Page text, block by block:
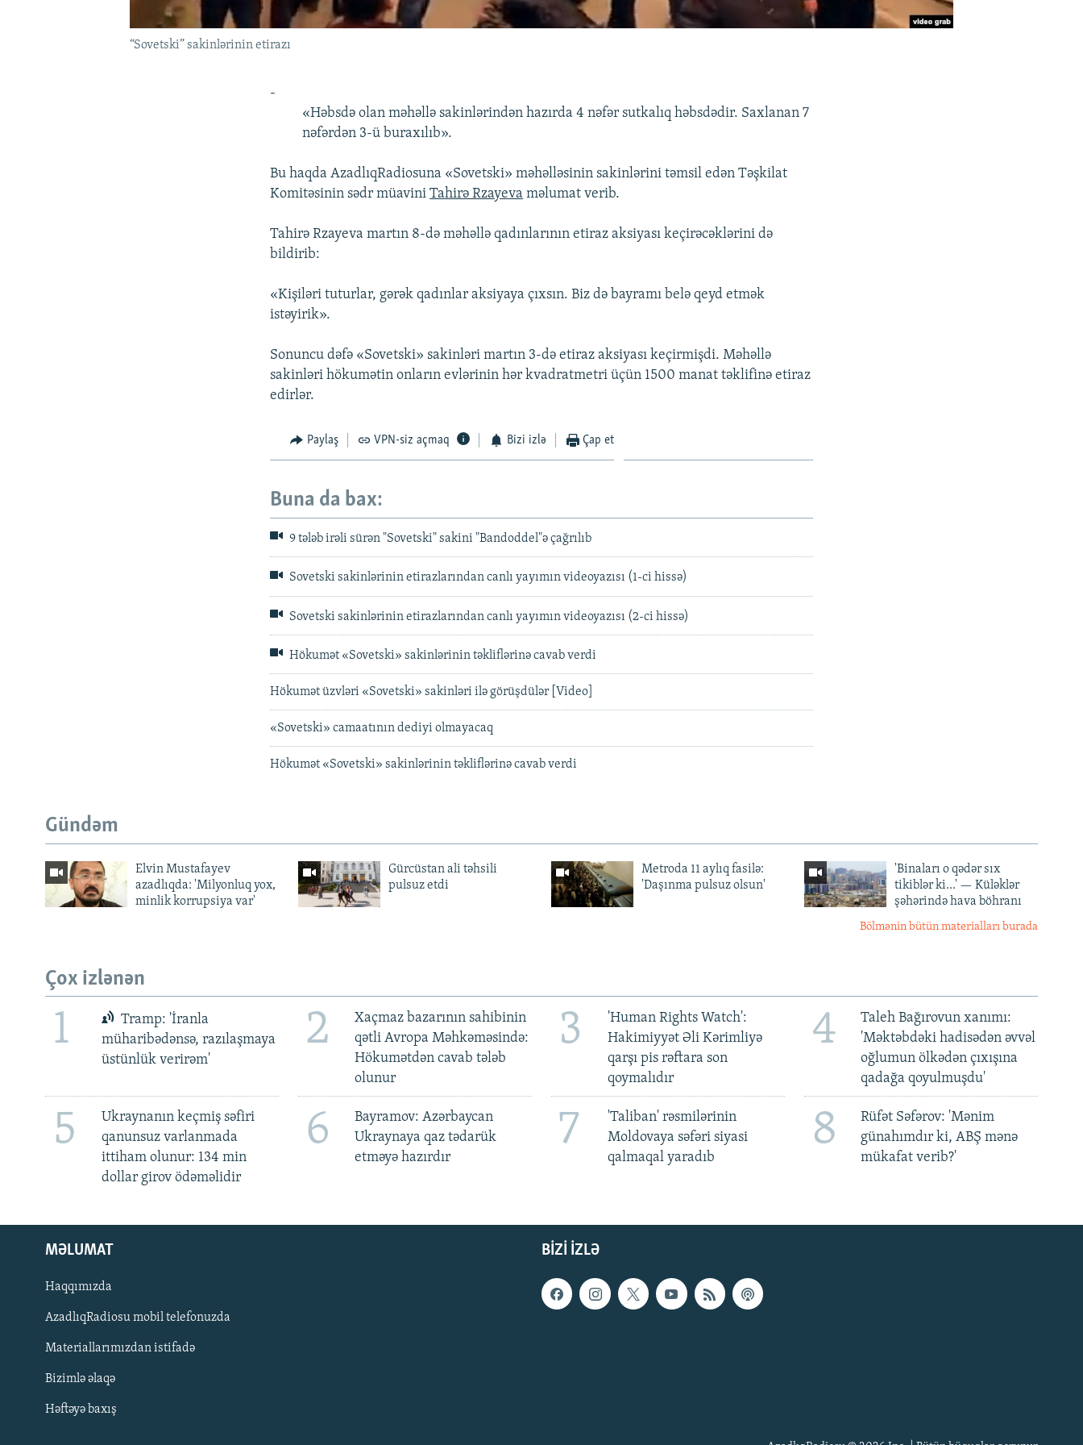
“Sovetski” sakinlərinin etirazı
-
«Həbsdə olan məhəllə sakinlərindən hazırda 4 nəfər sutkalıq həbsdədir. Saxlanan 7
nəfərdən 3-ü buraxılıb».
Bu haqda AzadlıqRadiosuna «Sovetski» məhəlləsinin sakinlərini təmsil edən Təşkilat
Komitəsinin sədr müaviniTahirə Rzayeva məlumat verib.
Tahirə Rzayeva martın 8-də məhəllə qadınlarının etiraz aksiyası keçirəcəklərini də
bildirib:
«Kişiləri tuturlar, gərək qadınlar aksiyaya çıxsın. Biz də bayramı belə qeyd etmək
istəyirik».
Sonuncu dəfə «Sovetski» sakinləri martın 3-də etiraz aksiyası keçirmişdi. Məhəllə
sakinləri hökumətin onların evlərinin hər kvadratmetri üçün 1500 manat təklifinə etiraz
edirlər.
Paylaş VPN-siz açmaq Bizi izlə Çap et
Buna da bax:
9 tələb irəli sürən "Sovetski" sakini "Bandoddel"ə çağrılıb
Sovetski sakinlərinin etirazlarından canlı yayımın videoyazısı (1-ci hissə)
Sovetski sakinlərinin etirazlarından canlı yayımın videoyazısı (2-ci hissə)
Hökumət «Sovetski» sakinlərinin təkliflərinə cavab verdi
Hökumət üzvləri «Sovetski» sakinləri ilə görüşdülər [Video]
«Sovetski» camaatının dediyi olmayacaq
Hökumət «Sovetski» sakinlərinin təkliflərinə cavab verdi
Gündəm
Elvin Mustafayev
azadlıqda: 'Milyonluq yox,
minlik korrupsiya var'
Gürcüstan ali təhsili
pulsuz etdi
Metroda 11 aylıq fasilə:
'Daşınma pulsuz olsun'
'Binaları o qədər sıx
tikiblər ki...' — Küləklər
şəhərində hava böhranı
Bölmənin bütün materialları burada
Çox izlənən
1
Tramp: 'İranla
müharibədənsə, razılaşmaya
üstünlük verirəm'
2
Xaçmaz bazarının sahibinin
qətli Avropa Məhkəməsində:
Hökumətdən cavab tələb
olunur
3
'Human Rights Watch':
Hakimiyyət Əli Kərimliyə
qarşı pis rəftara son
qoymalıdır
4
Taleh Bağırovun xanımı:
'Məktəbdəki hadisədən əvvəl
oğlumun ölkədən çıxışına
qadağa qoyulmuşdu'
5
Ukraynanın keçmiş səfiri
qanunsuz varlanmada
ittiham olunur: 134 min
dollar girov ödəməlidir
6
Bayramov: Azərbaycan
Ukraynaya qaz tədarük
etməyə hazırdır
7
'Taliban' rəsmilərinin
Moldovaya səfəri siyasi
qalmaqal yaradıb
8
Rüfət Səfərov: 'Mənim
günahımdır ki, ABŞ mənə
mükafat verib?'
BIZI IZLƏ
MƏLUMAT
Haqqımızda
AzadlıqRadiosu mobil telefonuzda
Materiallarımızdan istifadə
Bizimlə əlaqə
Həftəyə baxış